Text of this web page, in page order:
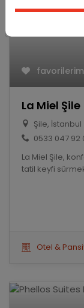
La Miel Şile
Şile, İstanbul
0533 047 92
La Miel Şile,
tatil keyfi
Otel &